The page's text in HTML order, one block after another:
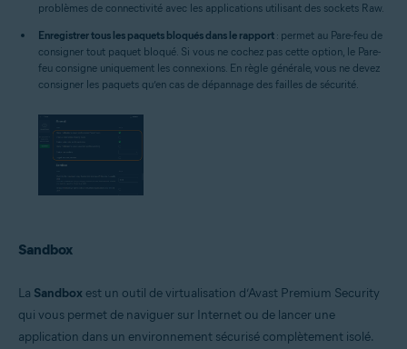
problèmes de connectivité avec les applications utilisant des sockets Raw.
Enregistrer tous les paquets bloqués dans le rapport : permet au Pare-feu de
consigner tout paquet bloqué. Si vous ne cochez pas cette option, le Pare-
feu consigne uniquement les connexions. En règle générale, vous ne devez
consigner les paquets qu’en cas de dépannage des failles de sécurité.
Sandbox
La Sandbox est un outil de virtualisation d’Avast Premium Security
qui vous permet de naviguer sur Internet ou de lancer une
application dans un environnement sécurisé complètement isolé.